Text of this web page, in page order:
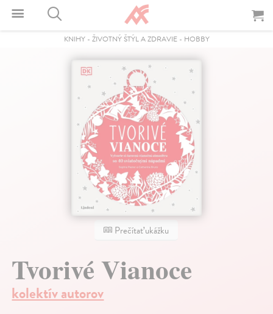
KNIHY- ŽIVOTNÝ ŠTÝL A ZDRAVIE- HOBBY
Prečítať ukážku
Tvorivé Vianoce
kolektív autorov